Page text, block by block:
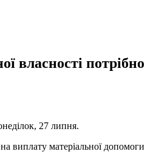
власності потрібно
27 липня.
виплату матеріальної допомоги